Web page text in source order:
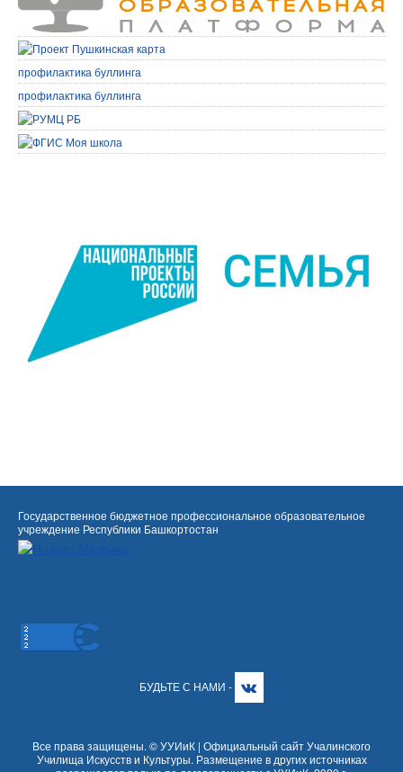
профилактика буллинга
профилактика буллинга
Государственное бюджетное профессиональное образовательное
учреждение Республики Башкортостан
БУДЬТЕ С НАМИ -
Все права защищены. © УУИиК | Официальный сайт Учалинского
Училища Искусств и Культуры. Размещение в других источниках